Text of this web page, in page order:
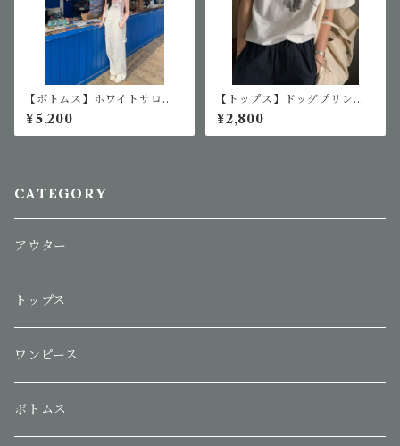
【ボトムス】ホワイトサロペ
ットパンツ
¥5,200
【トップス】ドッグプリントT
シャツ
¥2,800
CATEGORY
アウター
トップス
ワンピース
ボトムス